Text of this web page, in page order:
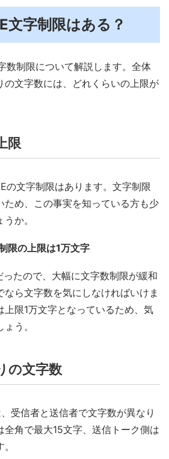
文字制限はある？
数制限について解説します。全体
の文字数には、どれくらいの上限が
限
の文字制限はあります。文字制限
ため、この事実を知っている方も少
か。
限の上限は1万文字
たので、大幅に文字数制限が緩和
なら文字数を気にしなければいけま
上限1万文字となっているため、気
う。
の文字数
受信者と送信者で文字数が異なり
全角で最大15文字、送信トーク側は